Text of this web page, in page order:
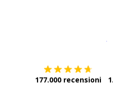
177.000 recensioni